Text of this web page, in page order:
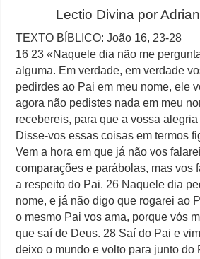
Lectio Divina por
TEXTO BÍBLICO: João 16, 23-28
16 23 «Naquele dia não me
alguma. Em verdade, em verdade
pedirdes ao Pai em meu nome, ele
agora não pedistes nada em meu
recebereis, para que a vossa
Disse-vos essas coisas em termos
Vem a hora em que já não vos
comparações e parábolas, mas vos
a respeito do Pai. 26 Naquele dia
nome, e já não digo que rogarei ao
o mesmo Pai vos ama, porque vós
que saí de Deus. 28 Saí do Pai e
deixo o mundo e volto para junto do